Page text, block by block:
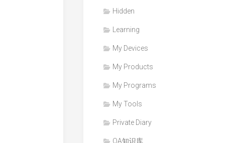
Hidden
Learning
My Devices
My Products
My Programs
My Tools
Private Diary
QA知识库